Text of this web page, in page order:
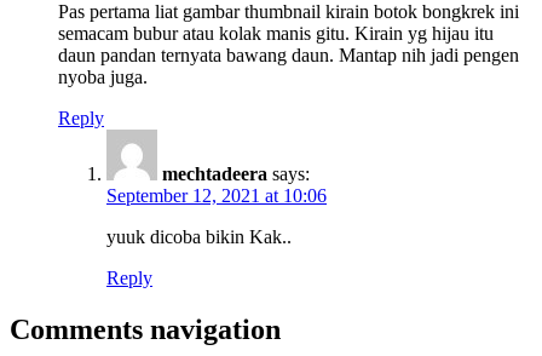
Pas pertama liat gambar thumbnail kirain botok bongkrek ini
semacam bubur atau kolak manis gitu. Kirain yg hijau itu
daun pandan ternyata bawang daun. Mantap nih jadi pengen
nyoba juga.
Reply
mechtadeera says:
September 12, 2021 at 10:06
yuuk dicoba bikin Kak..
Reply
Comments navigation